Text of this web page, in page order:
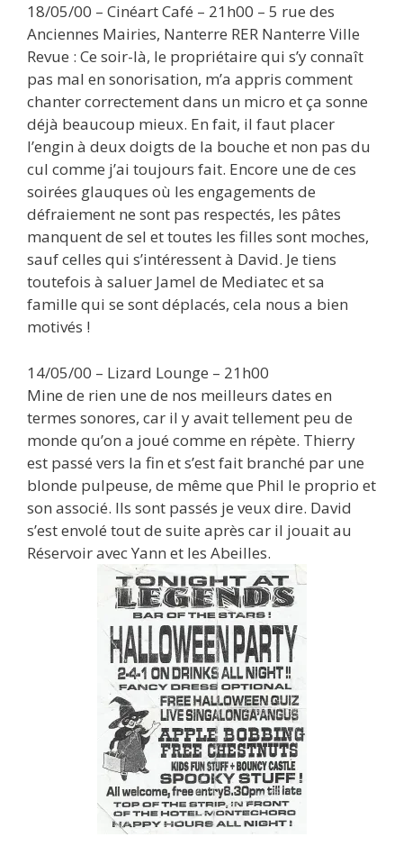
18/05/00 – Cinéart Café – 21h00 – 5 rue des
Anciennes Mairies, Nanterre RER Nanterre Ville
Revue : Ce soir-là, le propriétaire qui s’y connaît
pas mal en sonorisation, m’a appris comment
chanter correctement dans un micro et ça sonne
déjà beaucoup mieux. En fait, il faut placer
l’engin à deux doigts de la bouche et non pas du
cul comme j’ai toujours fait. Encore une de ces
soirées glauques où les engagements de
défraiement ne sont pas respectés, les pâtes
manquent de sel et toutes les filles sont moches,
sauf celles qui s’intéressent à David. Je tiens
toutefois à saluer Jamel de Mediatec et sa
famille qui se sont déplacés, cela nous a bien
motivés !
14/05/00 – Lizard Lounge – 21h00
Mine de rien une de nos meilleurs dates en
termes sonores, car il y avait tellement peu de
monde qu’on a joué comme en répète. Thierry
est passé vers la fin et s’est fait branché par une
blonde pulpeuse, de même que Phil le proprio et
son associé. Ils sont passés je veux dire. David
s’est envolé tout de suite après car il jouait au
Réservoir avec Yann et les Abeilles.